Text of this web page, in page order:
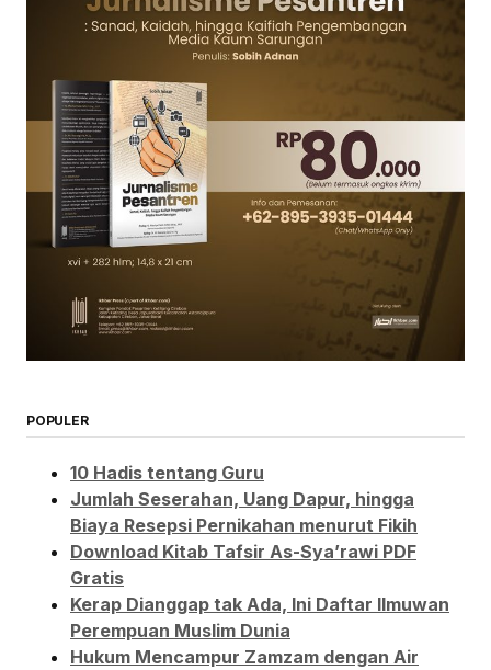
POPULER
10 Hadis tentang Guru
Jumlah Seserahan, Uang Dapur, hingga
Biaya Resepsi Pernikahan menurut Fikih
Download Kitab Tafsir As-Sya’rawi PDF
Gratis
Kerap Dianggap tak Ada, Ini Daftar Ilmuwan
Perempuan Muslim Dunia
Hukum Mencampur Zamzam dengan Air